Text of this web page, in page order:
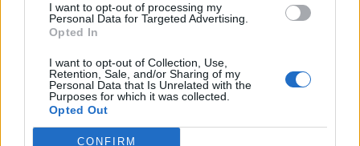
I want to opt-out of processing my
Personal Data for Targeted Advertising.
Opted In
I want to opt-out of Collection, Use,
Retention, Sale, and/or Sharing of my
Personal Data that Is Unrelated with the
Purposes for which it was collected.
Opted Out
CONFIRM